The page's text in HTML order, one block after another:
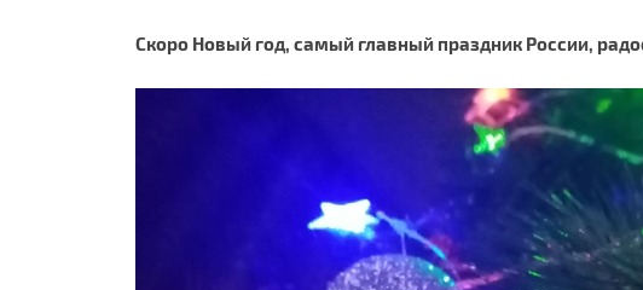
Скоро Новый год, самый главный праздник России,